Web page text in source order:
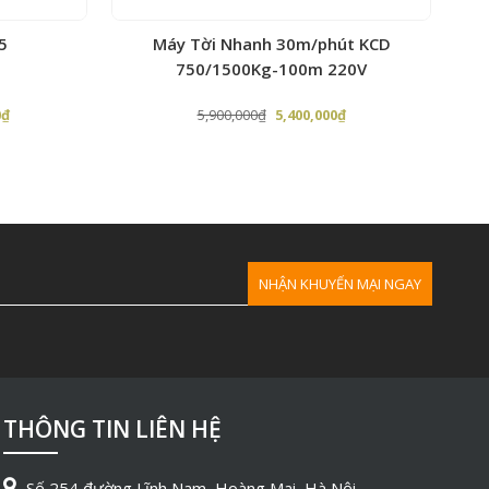
tời
₫Giá
Máy Tời Nhanh 30m/phút KCD
750/1500Kg-100m 220V
5,900,000₫ Giá
5,400,000₫Giá
THÔNG TIN LIÊN HỆ